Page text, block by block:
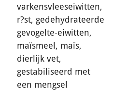
varkensvleeseiwitten,
r?st, gedehydrateerde
gevogelte-eiwitten,
maïsmeel, maïs,
dierlijk vet,
gestabiliseerd met
een mengsel